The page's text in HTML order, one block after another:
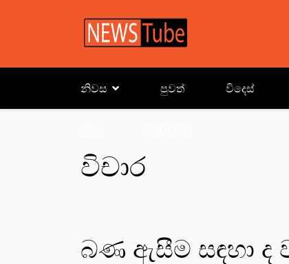
නිවස පුවත් විදෙස්
විචාර
බණ ඇසීම සඳහා ද